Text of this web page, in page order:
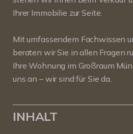
Ihrer Immobilie zur Seite.
Mit umfassendem Fachwissen
beraten wir Sie in allen Fragen
Ihre Wohnung im Großraum
uns an – wir sind für Sie da.
INHALT